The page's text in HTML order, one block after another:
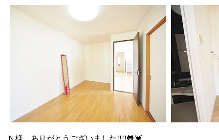
Ｎ様、ありがとうございました!!!!🐸💓